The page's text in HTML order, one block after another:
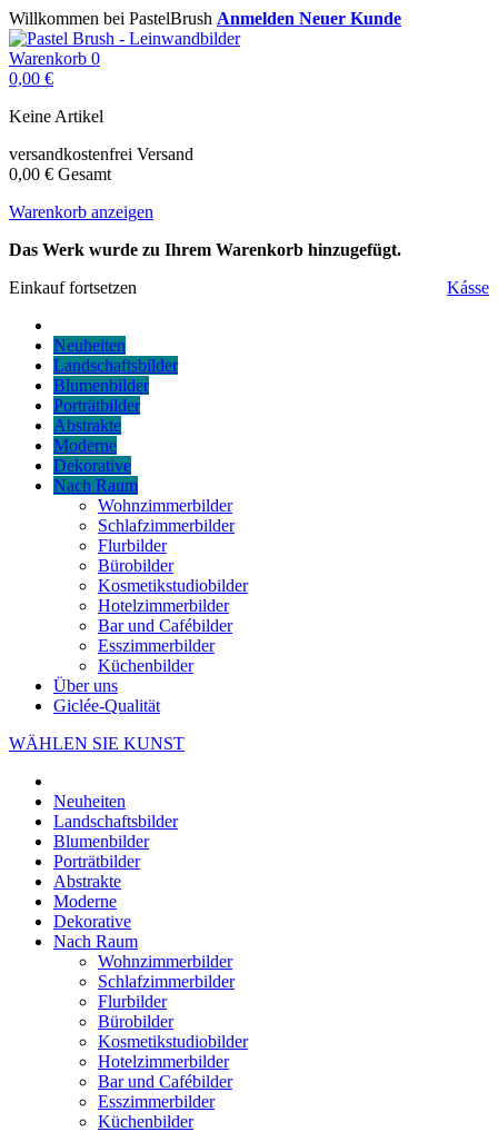
Willkommen bei PastelBrush Anmelden Neuer Kunde
Warenkorb 0
0,00 €
Keine Artikel
versandkostenfrei Versand
0,00 € Gesamt
Warenkorb anzeigen
Das Werk wurde zu Ihrem Warenkorb hinzugefügt.
Einkauf fortsetzen
Kásse
Neuheiten
Landschaftsbilder
Blumenbilder
Porträtbilder
Abstrakte
Moderne
Dekorative
Nach Raum
Wohnzimmerbilder
Schlafzimmerbilder
Flurbilder
Bürobilder
Kosmetikstudiobilder
Hotelzimmerbilder
Bar und Cafébilder
Esszimmerbilder
Küchenbilder
Über uns
Giclée-Qualität
WÄHLEN SIE KUNST
Neuheiten
Landschaftsbilder
Blumenbilder
Porträtbilder
Abstrakte
Moderne
Dekorative
Nach Raum
Wohnzimmerbilder
Schlafzimmerbilder
Flurbilder
Bürobilder
Kosmetikstudiobilder
Hotelzimmerbilder
Bar und Cafébilder
Esszimmerbilder
Küchenbilder